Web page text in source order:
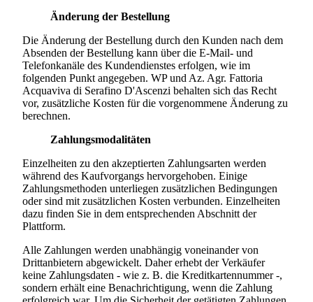
Änderung der Bestellung
Die Änderung der Bestellung durch den Kunden nach dem
Absenden der Bestellung kann über die E-Mail- und
Telefonkanäle des Kundendienstes erfolgen, wie im
folgenden Punkt angegeben. WP und Az. Agr. Fattoria
Acquaviva di Serafino D'Ascenzi behalten sich das Recht
vor, zusätzliche Kosten für die vorgenommene Änderung zu
berechnen.
Zahlungsmodalitäten
Einzelheiten zu den akzeptierten Zahlungsarten werden
während des Kaufvorgangs hervorgehoben. Einige
Zahlungsmethoden unterliegen zusätzlichen Bedingungen
oder sind mit zusätzlichen Kosten verbunden. Einzelheiten
dazu finden Sie in dem entsprechenden Abschnitt der
Plattform.
Alle Zahlungen werden unabhängig voneinander von
Drittanbietern abgewickelt. Daher erhebt der Verkäufer
keine Zahlungsdaten - wie z. B. die Kreditkartennummer -,
sondern erhält eine Benachrichtigung, wenn die Zahlung